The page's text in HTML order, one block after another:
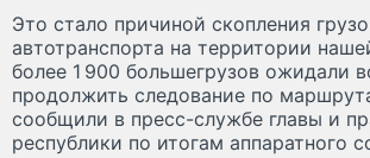
Это стало причиной скопления
автотранспорта на территории
более 1 900 большегрузов ожидали
продолжить следование по
сообщили в пресс-службе главы и
республики по итогам аппаратного